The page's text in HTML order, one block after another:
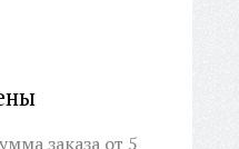
заказа от 5